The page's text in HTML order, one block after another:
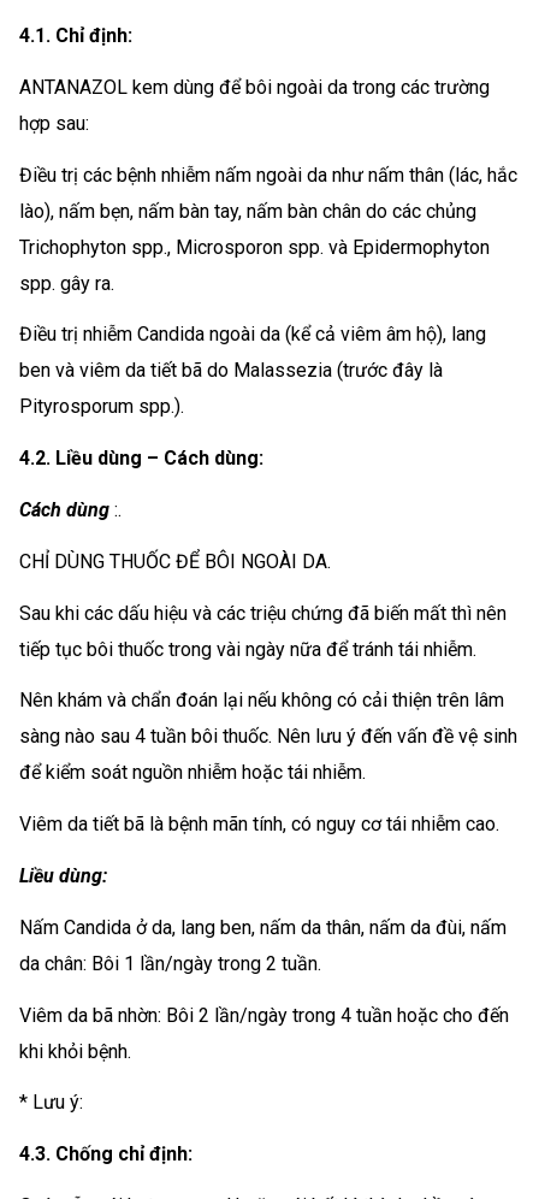
4.1. Chỉ định:
ANTANAZOL kem dùng để bôi ngoài da trong các trường
hợp sau:
Điều trị các bệnh nhiễm nấm ngoài da như nấm thân (lác, hắc
lào), nấm bẹn, nấm bàn tay, nấm bàn chân do các chủng
Trichophyton spp., Microsporon spp. và Epidermophyton
spp. gây ra.
Điều trị nhiễm Candida ngoài da (kể cả viêm âm hộ), lang
ben và viêm da tiết bã do Malassezia (trước đây là
Pityrosporum spp.).
4.2. Liều dùng – Cách dùng:
Cách dùng :.
CHỈ DÙNG THUỐC ĐỂ BÔI NGOÀI DA.
Sau khi các dấu hiệu và các triệu chứng đã biến mất thì nên
tiếp tục bôi thuốc trong vài ngày nữa để tránh tái nhiễm.
Nên khám và chẩn đoán lại nếu không có cải thiện trên lâm
sàng nào sau 4 tuần bôi thuốc. Nên lưu ý đến vấn đề vệ sinh
để kiểm soát nguồn nhiễm hoặc tái nhiễm.
Viêm da tiết bã là bệnh mãn tính, có nguy cơ tái nhiễm cao.
Liều dùng:
Nấm Candida ở da, lang ben, nấm da thân, nấm da đùi, nấm
da chân: Bôi 1 lần/ngày trong 2 tuần.
Viêm da bã nhờn: Bôi 2 lần/ngày trong 4 tuần hoặc cho đến
khi khỏi bệnh.
* Lưu ý:
4.3. Chống chỉ định: